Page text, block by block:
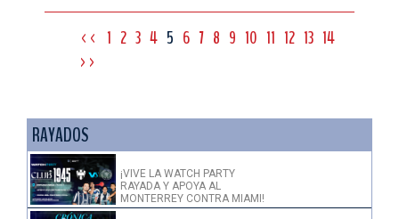
<< 1 2 3 4 5 6 7 8 9 10 11 12 13 14
>>
RAYADOS
¡VIVE LA WATCH PARTY
RAYADA Y APOYA AL
MONTERREY CONTRA MIAMI!